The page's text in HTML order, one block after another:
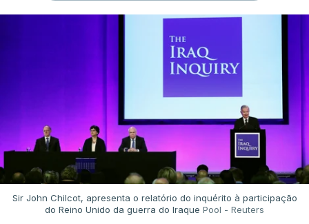
Sir John Chilcot, apresenta o relatório do inquérito à participação
do Reino Unido da guerra do Iraque Pool - Reuters